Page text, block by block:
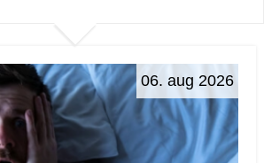
06. aug 2026